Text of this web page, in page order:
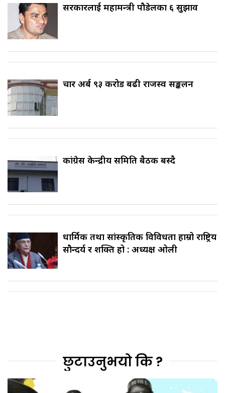
सरकारलाई महामन्त्री पौडेलका ६ सुझाव
चार अर्ब ९३ करोड बढी राजस्व सङ्कलन
कांग्रेस केन्द्रीय समिति बैठक बस्दै
धार्मिक तथा सांस्कृतिक विविधता हाम्रो राष्ट्रिय
सौन्दर्य र शक्ति हो : अध्यक्ष ओली
छुटाउनुभयो कि ?